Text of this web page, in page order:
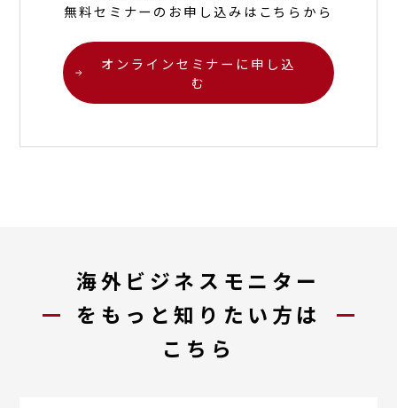
無料セミナーのお申し込みはこちらから
オンラインセミナーに申し込
む
海外ビジネスモニター
を もっと知りたい方は
こちら